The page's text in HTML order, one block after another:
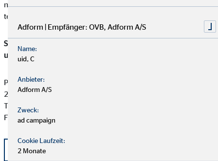
nachstehenden anerkannten Verbraucherschlichtungsstelle
teilzunehmen:
Schlichtungsstelle für gewerbliche Versicherungs-, Anlage-
und Kreditvermittlung
Postfach 101424
20009 Hamburg
Tel: +49 (0) 40 -696 508 - 90
Fax: +49 (0) 40 - 696 508 -91
kontakt@schlichtung-finanzberatung.de
Adform | Empfänger: OVB, Adform A/S
Name:
uid, C
Anbieter:
Adform A/S
Zweck:
ad campaign
Cookie Laufzeit:
2 Monate